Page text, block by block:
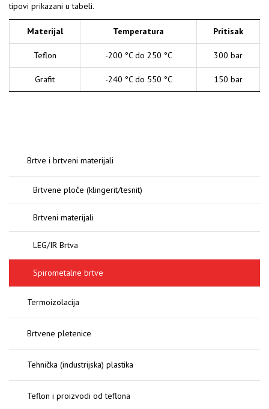
Brtve i brtveni materijali
Brtvene ploče (klingerit/tesnit)
Brtveni materijali
LEG/IR Brtva
Spirometalne brtve
Termoizolacija
Brtvene pletenice
Tehnička (industrijska) plastika
Teflon i proizvodi od teflona
tipovi prikazani u tabeli.
Materijal Temperatura Pritisak
Teflon -200 °C do 250 °C 300 bar
Grafit -240 °C do 550 °C 150 bar